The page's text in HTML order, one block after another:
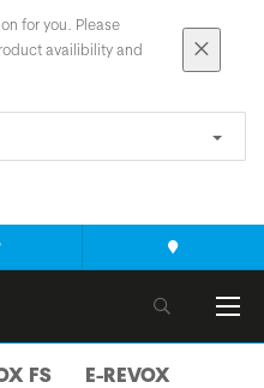
for you. Please
availibility and
FS E-REVOX